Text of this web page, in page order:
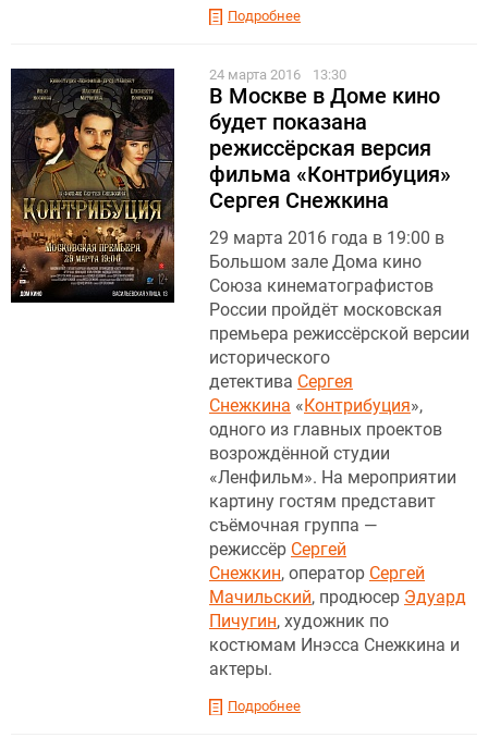
Подробнее
24 марта 2016 13:30
В Москве в Доме кино
будет показана
режиссёрская версия
фильма «Контрибуция»
Сергея Снежкина
29 марта 2016 года в 19:00 в
Большом зале Дома кино
Союза кинематографистов
России пройдёт московская
премьера режиссёрской версии
исторического
детектива Сергея
Снежкина «Контрибуция»,
одного из главных проектов
возрождённой студии
«Ленфильм». На мероприятии
картину гостям представит
съёмочная группа —
режиссёр Сергей
Снежкин, оператор Сергей
Мачильский, продюсер Эдуард
Пичугин, художник по
костюмам Инэсса Снежкина и
актеры.
Подробнее